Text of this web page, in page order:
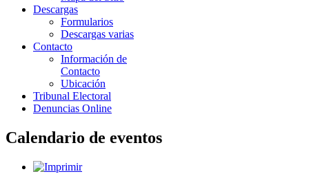
Descargas
Formularios
Descargas varias
Contacto
Información de
Contacto
Ubicación
Tribunal Electoral
Denuncias Online
Calendario de eventos